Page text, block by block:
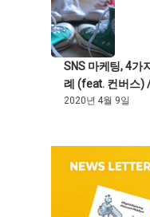
SNS 마케팅, 4가
례 (feat. 컨버스)
2020년 4월 9일